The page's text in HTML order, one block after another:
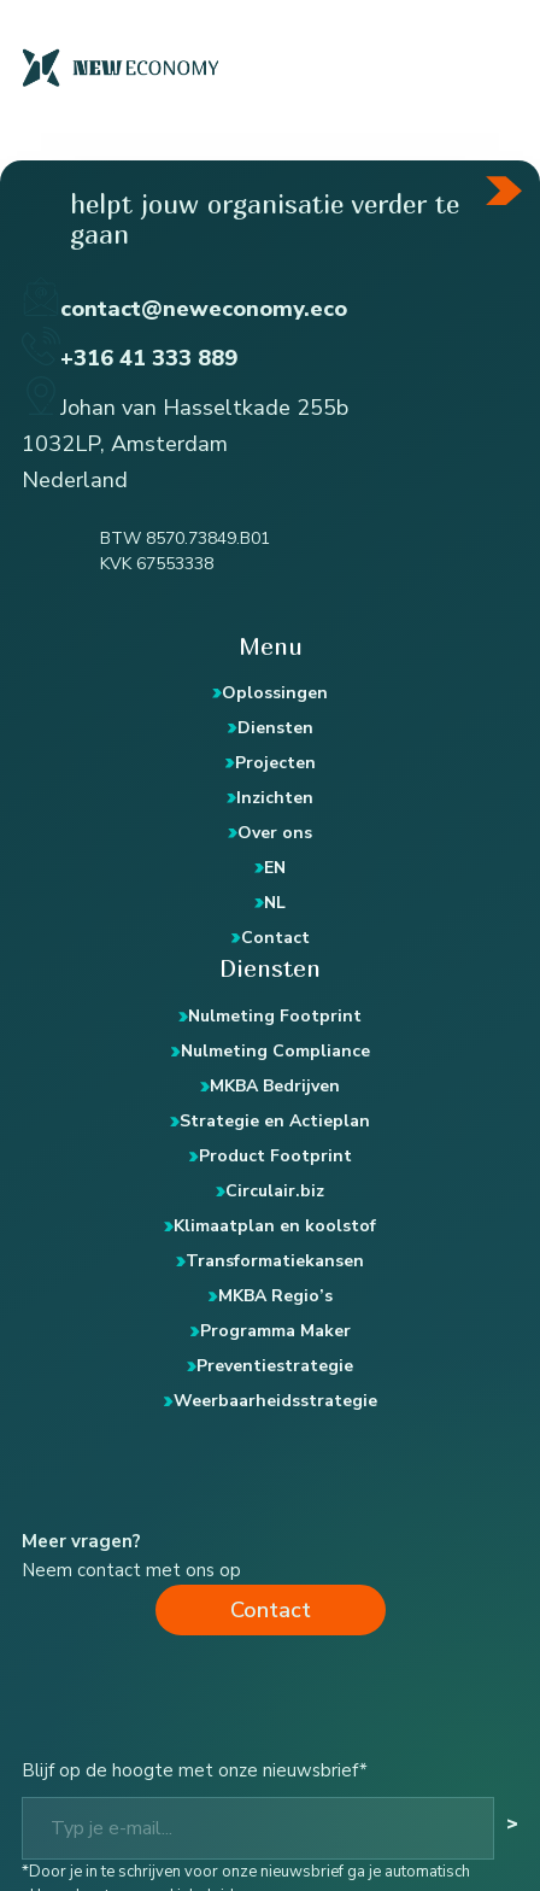
helpt jouw organisatie verder te
gaan
contact@neweconomy.eco
+316 41 333 889
Johan van Hasseltkade 255b
1032LP, Amsterdam
Nederland
BTW 8570.73849.B01
KVK 67553338
Menu
Oplossingen
Diensten
Projecten
Inzichten
Over ons
EN
NL
Contact
Diensten
Nulmeting Footprint
Nulmeting Compliance
MKBA Bedrijven
Strategie en Actieplan
Product Footprint
Circulair.biz
Klimaatplan en koolstof
Transformatiekansen
MKBA Regio’s
Programma Maker
Preventiestrategie
Weerbaarheidsstrategie
Meer vragen?
Neem contact met ons op
Contact
Blijf op de hoogte met onze nieuwsbrief*
Typ je e-mail...
>
*Door je in te schrijven voor onze nieuwsbrief ga je automatisch